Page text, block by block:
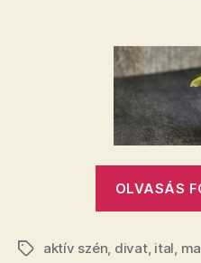
OLVASÁS
Címkékaktív szén, divat, ital,